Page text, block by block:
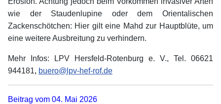
wie der Staudenlupine oder dem Orientalischen
Zackenschötchen: Hier gilt eine Mahd zur Hauptblüte, um
eine weitere Ausbreitung zu verhindern.
Mehr Infos: LPV Hersfeld-Rotenburg e. V., Tel. 06621
944181, buero@lpv-hef-rof.de
Beitrag vom 04. Mai 2026